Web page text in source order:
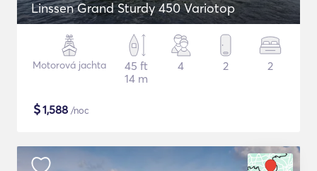
Linssen Grand Sturdy 450 Variotop
Motorová jachta
45 ft
14 m
4 2 2
$1,588 /noc